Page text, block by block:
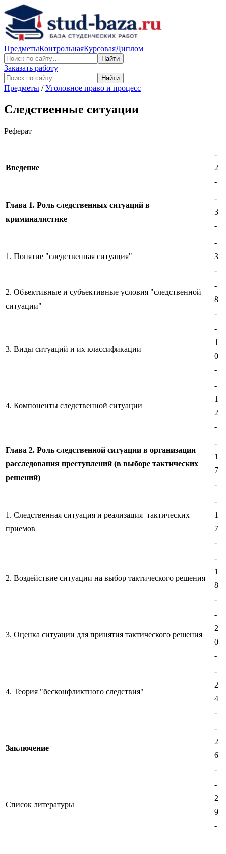
ПредметыКонтрольнаяКурсоваяДиплом
Найти
Заказать работу
Найти
Предметы /Уголовное право и процесс
Следственные ситуации
Реферат
Введение
-
2
-
Глава 1. Роль следственных ситуаций в
криминалистике
-
3
-
1. Понятие "следственная ситуация"
-
3
-
2. Объективные и субъективные условия "следственной
ситуации"
-
8
-
3. Виды ситуаций и их классификации
-
1
0
-
4. Компоненты следственной ситуации
-
1
2
-
Глава 2. Роль следственной ситуации в организации
расследования преступлений (в выборе тактических
решений)
-
1
7
-
1. Следственная ситуация и реализация тактических
приемов
-
1
7
-
2. Воздействие ситуации на выбор тактического решения
-
1
8
-
3. Оценка ситуации для принятия тактического решения
-
2
0
-
4. Теория "бесконфликтного следствия"
-
2
4
-
Заключение
-
2
6
-
Список литературы
-
2
9
-